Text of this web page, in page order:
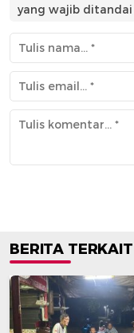
yang wajib ditandai
BERITA TERKAIT